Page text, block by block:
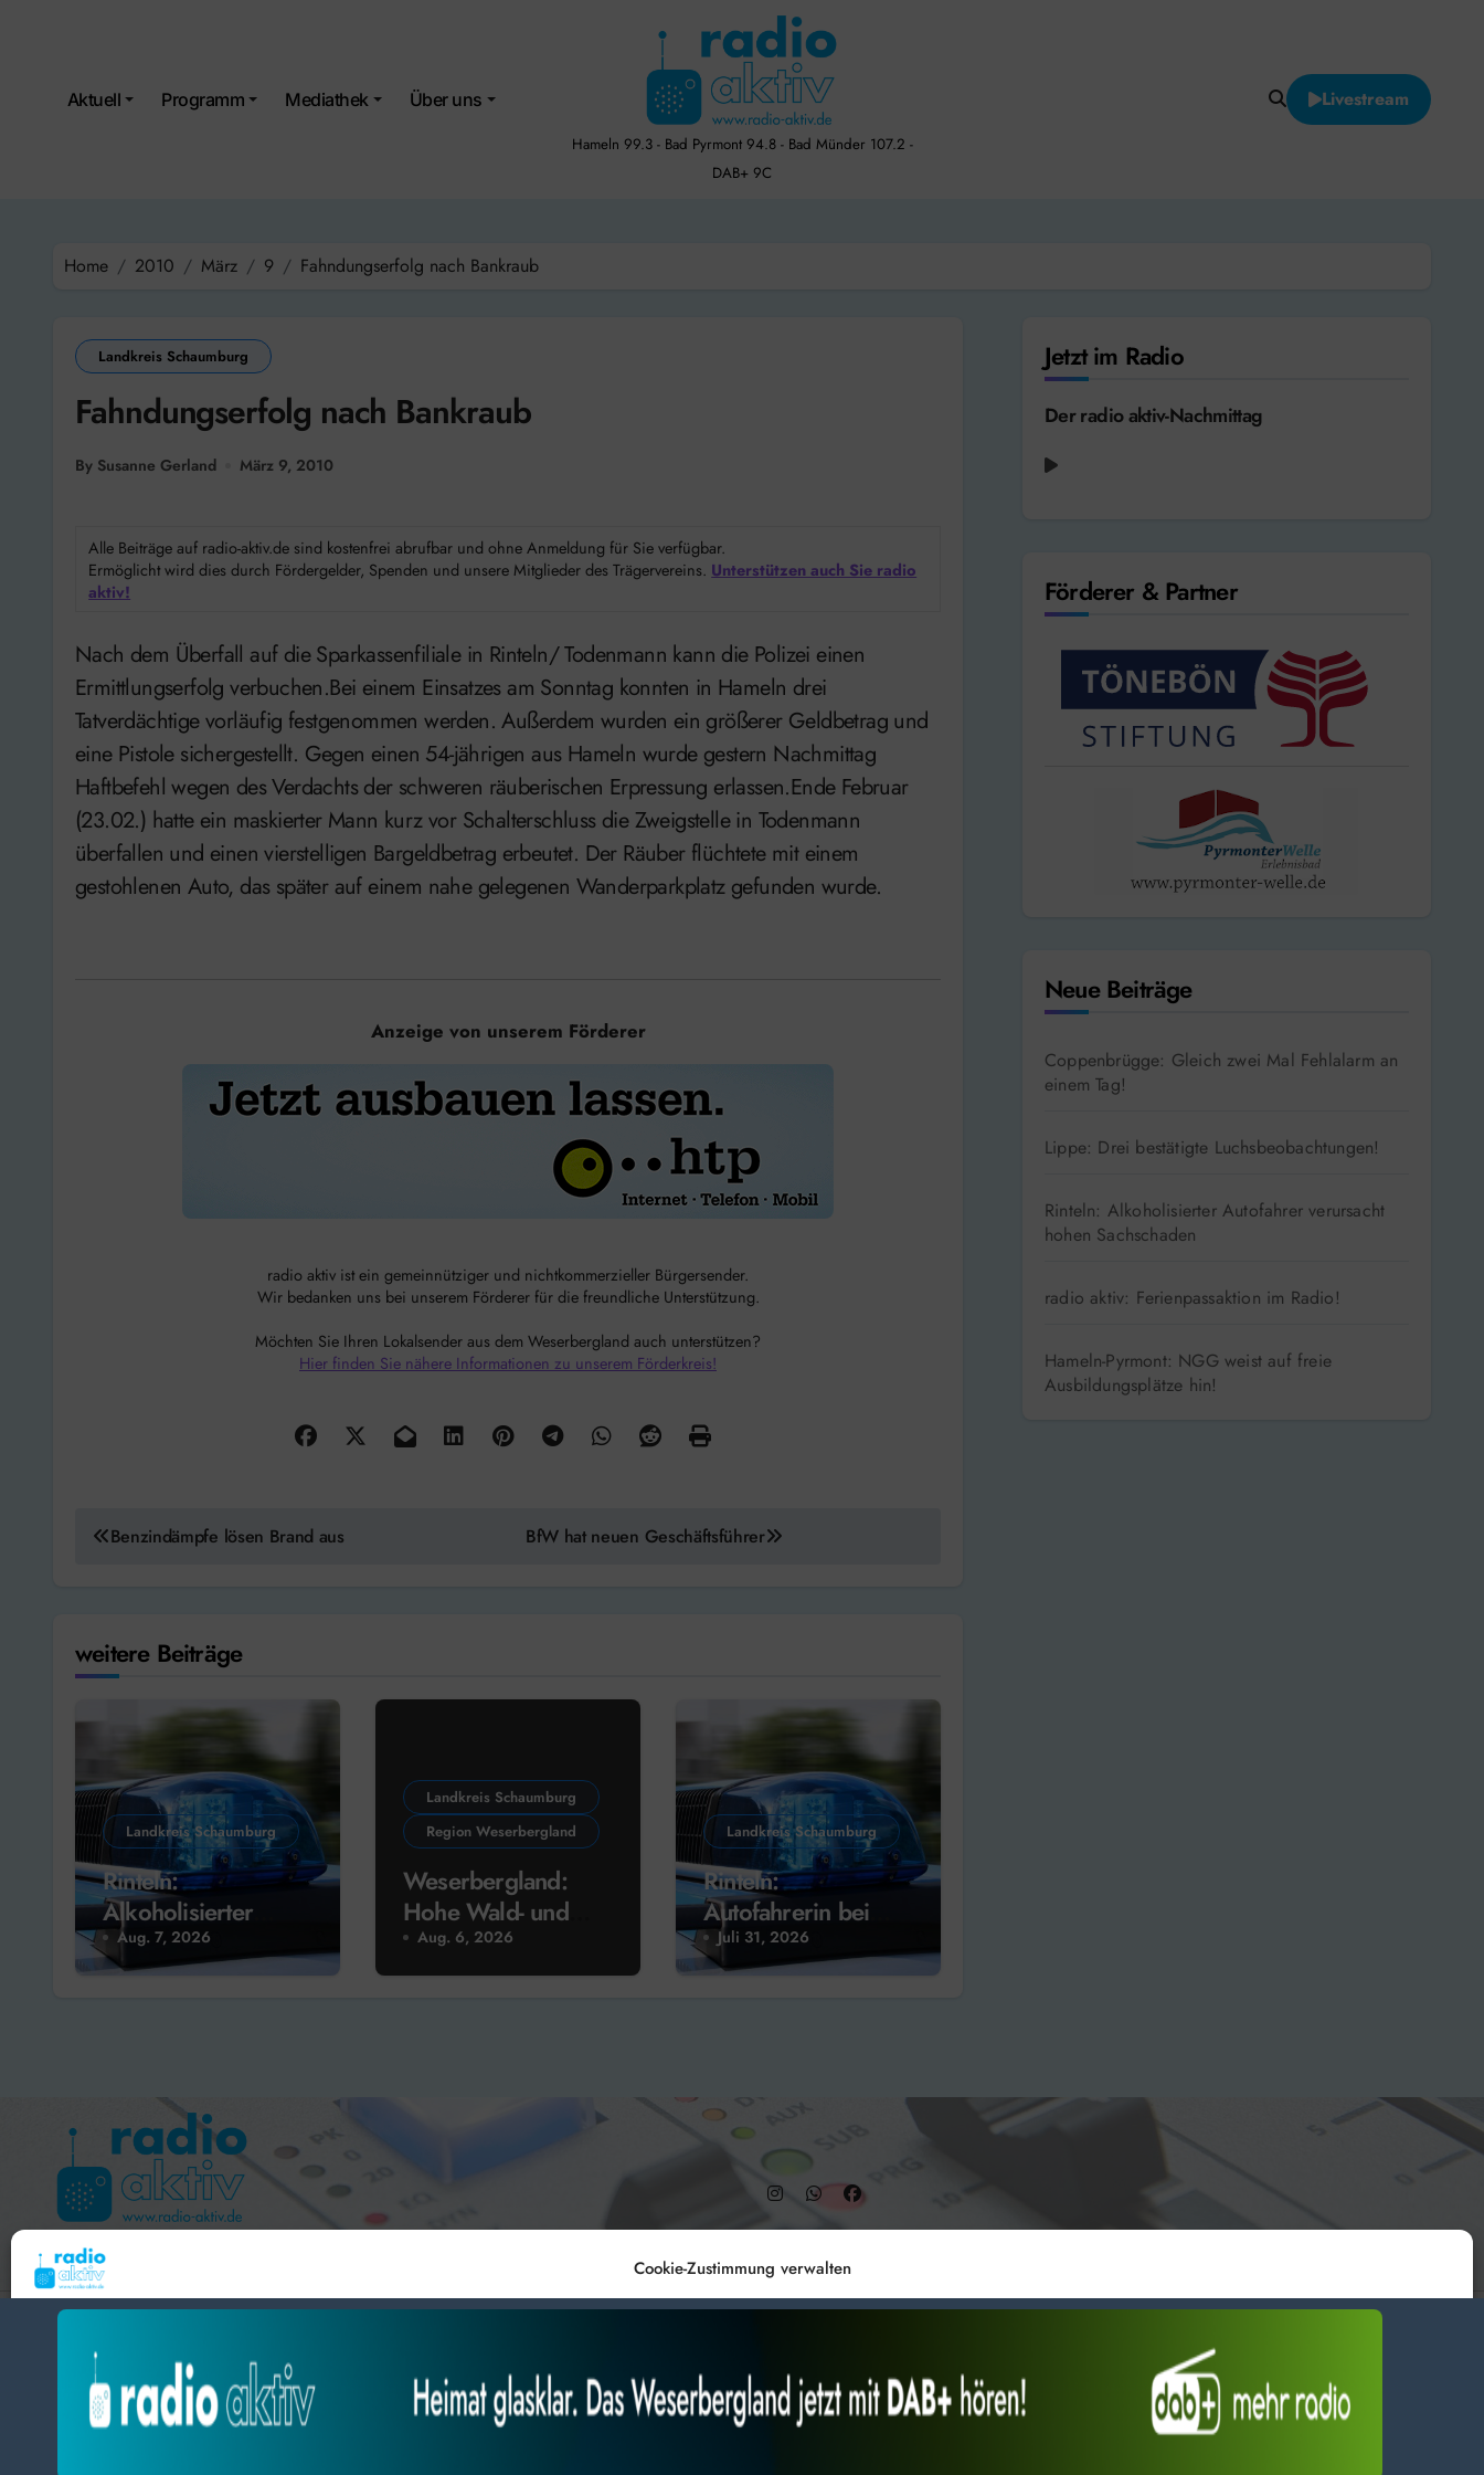
Cookie-Zustimmung verwalten
zustimmst, können wir Daten wie das Surfverhalten oder eindeutige IDs auf dieser Website
verarbeiten. Wenn du deine Zustimmung nicht erteilst oder zurückziehst, können bestimmte Merkmale
und Funktionen beeinträchtigt werden.
Aktuell Programm Mediathek Über uns
Hameln 99.3 - Bad Pyrmont 94.8 - Bad Münder 107.2 -
DAB+ 9C
Livestream
Home 2010 März 9 Fahndungserfolg nach Bankraub
Landkreis Schaumburg
Fahndungserfolg nach Bankraub
By Susanne Gerland März 9, 2010
Alle Beiträge auf radio-aktiv.de sind kostenfrei abrufbar und ohne Anmeldung für Sie verfügbar.
Ermöglicht wird dies durch Fördergelder, Spenden und unsere Mitglieder des Trägervereins. Unterstützen auch Sie radio
aktiv!
Nach dem Überfall auf die Sparkassenfiliale in Rinteln/ Todenmann kann die Polizei einen
Ermittlungserfolg verbuchen.Bei einem Einsatzes am Sonntag konnten in Hameln drei
Tatverdächtige vorläufig festgenommen werden. Außerdem wurden ein größerer Geldbetrag und
eine Pistole sichergestellt. Gegen einen 54-jährigen aus Hameln wurde gestern Nachmittag
Haftbefehl wegen des Verdachts der schweren räuberischen Erpressung erlassen.Ende Februar
(23.02.) hatte ein maskierter Mann kurz vor Schalterschluss die Zweigstelle in Todenmann
überfallen und einen vierstelligen Bargeldbetrag erbeutet. Der Räuber flüchtete mit einem
gestohlenen Auto, das später auf einem nahe gelegenen Wanderparkplatz gefunden wurde.
Anzeige von unserem Förderer
radio aktiv ist ein gemeinnütziger und nichtkommerzieller Bürgersender.
Wir bedanken uns bei unserem Förderer für die freundliche Unterstützung.
Möchten Sie Ihren Lokalsender aus dem Weserbergland auch unterstützen?
Hier finden Sie nähere Informationen zu unserem Förderkreis!
Beitragsnavigation
Benzindämpfe lösen Brand aus BfW hat neuen Geschäftsführer
weitere Beiträge
Landkreis Schaumburg
Rinteln:
Alkoholisierter
Autofahrer
verursacht hohen
Aug. 7, 2026
Landkreis Schaumburg
Region Weserbergland
Weserbergland:
Hohe Wald- und
Flächenbrandgefahr
Aug. 6, 2026
Landkreis Schaumburg
Rinteln:
Autofahrerin bei
Unfall am Doktorsee
schwer verletzt
Juli 31, 2026
Jetzt im Radio
Der radio aktiv-Nachmittag
Förderer & Partner
Neue Beiträge
Coppenbrügge: Gleich zwei Mal Fehlalarm an
einem Tag!
Lippe: Drei bestätigte Luchsbeobachtungen!
Rinteln: Alkoholisierter Autofahrer verursacht
hohen Sachschaden
radio aktiv: Ferienpassaktion im Radio!
Hameln-Pyrmont: NGG weist auf freie
Ausbildungsplätze hin!
Hameln 99.3 – Bad Pyrmont 94.8 – Bad Münder 107.2 – DAB+ 9C
BlogDatabyThemeansar.